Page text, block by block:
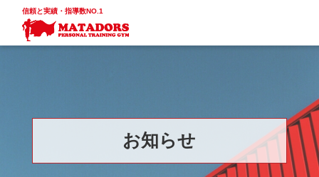
信頼と実績・指導数NO.1
お知らせ